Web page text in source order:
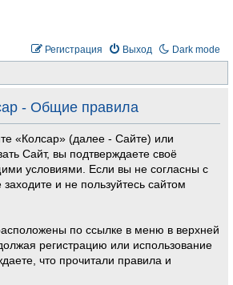
Dark mode
Выход
Регистрация
- Общие правила
«Колсар» (далее - Сайте) или
Сайт, вы подтверждаете своё
условиями. Если вы не согласны с
и не пользуйтесь сайтом
по ссылке в меню в верхней
регистрацию или использование
что прочитали правила и